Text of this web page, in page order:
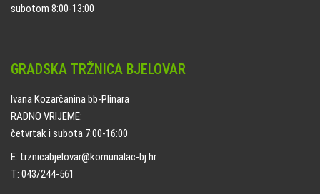
subotom 8:00-13:00
GRADSKA TRŽNICA BJELOVAR
Ivana Kozarčanina bb-Plinara
RADNO VRIJEME:
četvrtak i subota 7:00-16:00
E: trznicabjelovar@komunalac-bj.hr
T: 043/244-561